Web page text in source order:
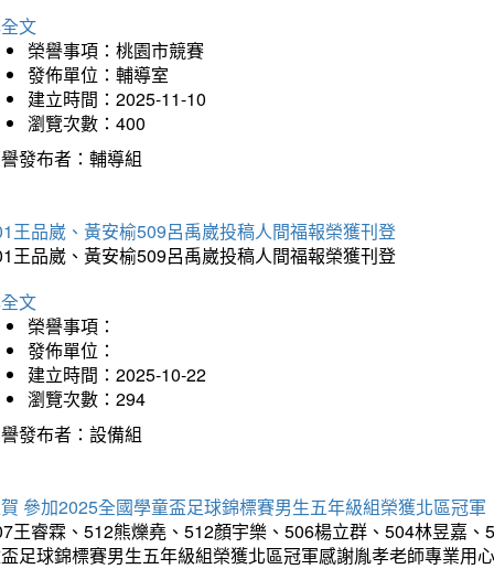
文
榮譽事項：桃園市競賽
發佈單位：輔導室
建立時間：2025-11-10
瀏覽次數：400
發布者：輔導組
王品崴、黃安榆509呂禹崴投稿人間福報榮獲刊登
王品崴、黃安榆509呂禹崴投稿人間福報榮獲刊登
文
榮譽事項：
發佈單位：
建立時間：2025-10-22
瀏覽次數：294
發布者：設備組
參加2025全國學童盃足球錦標賽男生五年級組榮獲北區冠軍
王睿霖、512熊爍堯、512顏宇樂、506楊立群、504林昱嘉
足球錦標賽男生五年級組榮獲北區冠軍感謝胤孝老師專業用